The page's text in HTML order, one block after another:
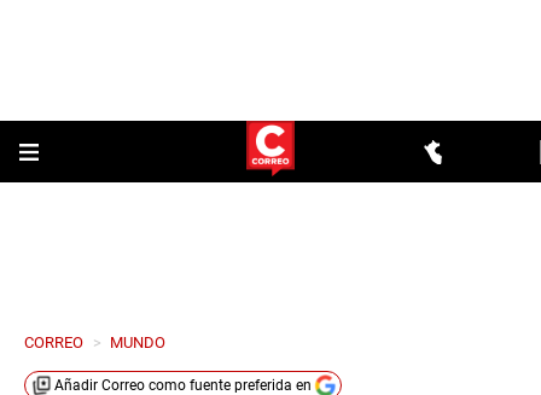
CORREO > MUNDO
Añadir Correo como fuente preferida en